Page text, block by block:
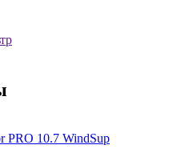
PRO 10.7 WindSup